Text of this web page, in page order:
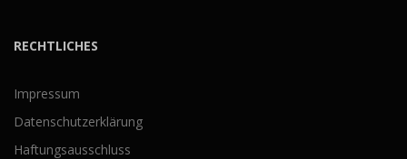
RECHTLICHES
Impressum
Datenschutzerklärung
Haftungsausschluss